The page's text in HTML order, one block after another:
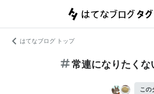
はてなブログ トップ
常連になりたくな
この